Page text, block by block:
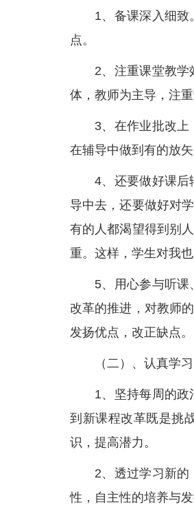
1、备课深入细
点。
2、注重课堂教
体，教师为主导，注
3、在作业批改
在辅导中做到有的放矢
4、还要做好课后
导中去，还要做好对
有的人都渴望得到别
重。这样，学生对我
5、用心参与听
改革的推进，对教师
发扬优点，改正缺点。
（二）、认真学
1、坚持每周的
到新课程改革既是挑
识，提高潜力。
2、透过学习新
性，自主性的培养与